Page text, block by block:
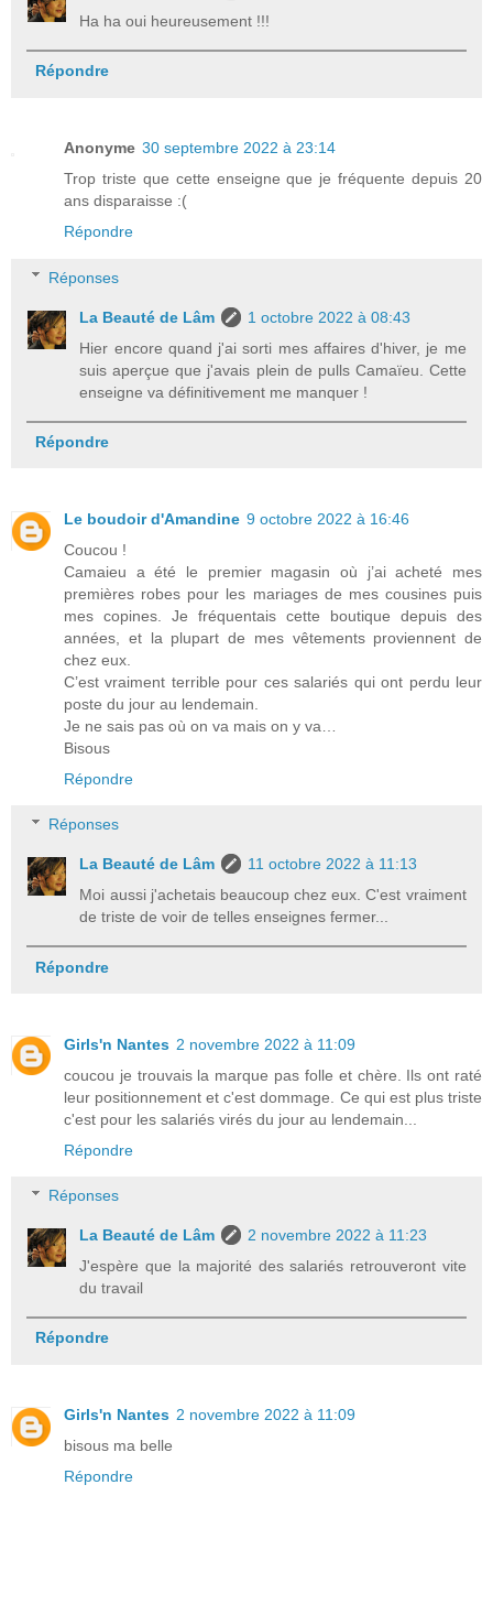
Ha ha oui heureusement !!!
Répondre
Anonyme 30 septembre 2022 à 23:14
Trop triste que cette enseigne que je fréquente depuis 20
ans disparaisse :(
Répondre
Réponses
La Beauté de Lâm
1 octobre 2022 à 08:43
Hier encore quand j'ai sorti mes affaires d'hiver, je me
suis aperçue que j'avais plein de pulls Camaïeu. Cette
enseigne va définitivement me manquer !
Répondre
Le boudoir d'Amandine 9 octobre 2022 à 16:46
Coucou !
Camaieu a été le premier magasin où j’ai acheté mes
premières robes pour les mariages de mes cousines puis
mes copines. Je fréquentais cette boutique depuis des
années, et la plupart de mes vêtements proviennent de
chez eux.
C’est vraiment terrible pour ces salariés qui ont perdu leur
poste du jour au lendemain.
Je ne sais pas où on va mais on y va…
Bisous
Répondre
Réponses
La Beauté de Lâm
11 octobre 2022 à 11:13
Moi aussi j'achetais beaucoup chez eux. C'est vraiment
de triste de voir de telles enseignes fermer...
Répondre
Girls'n Nantes 2 novembre 2022 à 11:09
coucou je trouvais la marque pas folle et chère. Ils ont raté
leur positionnement et c'est dommage. Ce qui est plus triste
c'est pour les salariés virés du jour au lendemain...
Répondre
Réponses
La Beauté de Lâm
2 novembre 2022 à 11:23
J'espère que la majorité des salariés retrouveront vite
du travail
Répondre
Girls'n Nantes 2 novembre 2022 à 11:09
bisous ma belle
Répondre